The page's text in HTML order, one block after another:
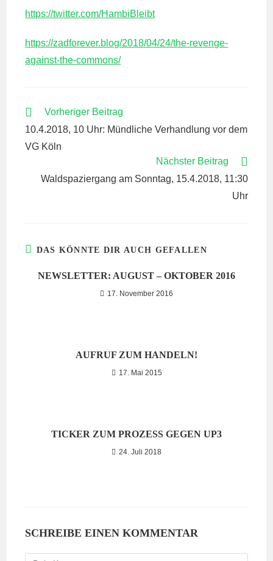
https://twitter.com/HambiBleibt
https://zadforever.blog/2018/04/24/the-revenge-
against-the-commons/
WEITERE
ANSEHEN
Vorheriger Beitrag
10.4.2018, 10 Uhr: Mündliche Verhandlung vor dem
VG Köln
Nächster Beitrag
Waldspaziergang am Sonntag, 15.4.2018, 11:30
Uhr
DAS KÖNNTE DIR AUCH GEFALLEN
NEWSLETTER: AUGUST – OKTOBER 2016
17. November 2016
AUFRUF ZUM HANDELN!
17. Mai 2015
TICKER ZUM PROZESS GEGEN UP3
24. Juli 2018
SCHREIBE EINEN KOMMENTAR